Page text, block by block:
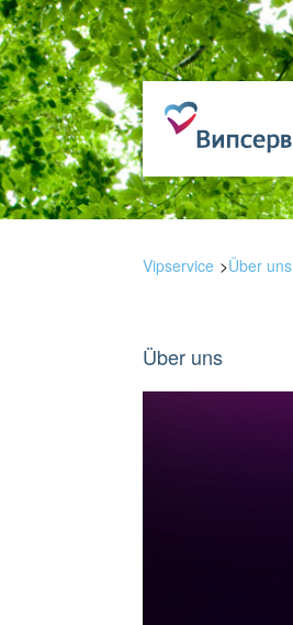
Vipservice Über uns
Über uns